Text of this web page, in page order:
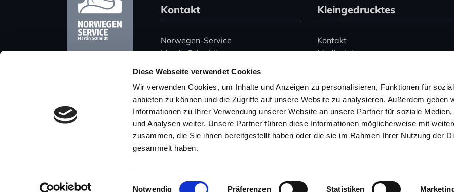
Diese Webseite verwendet Cookies
Wir verwenden Cookies, um Inhalte und Anzeigen zu personalisieren, Funktionen für
anbieten zu können und die Zugriffe auf unsere Website zu analysieren. Außerdem geben
Informationen zu Ihrer Verwendung unserer Website an unsere Partner für soziale Medien,
und Analysen weiter. Unsere Partner führen diese Informationen möglicherweise mit
zusammen, die Sie ihnen bereitgestellt haben oder die sie im Rahmen Ihrer Nutzung der
gesammelt haben.
Einwilligungsauswahl
Notwendig Präferenzen Statistiken
Kontakt
Norwegen-Service
Martin Schmidt
Harz 51
06108 Halle (Saale)
Deutschland
Telefon: +49 (0) 345 2495074
Mobil: +49 (0) 157 53004754
E-Mail: post@norwegeninfo.net
Kleingedrucktes
Kontakt
Mediadaten
Datenschutz
Impressum
Hinweise zur Buchung
von Ferienhäusern